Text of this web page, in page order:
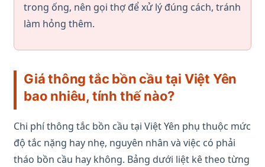
trong ống, nên gọi thợ để xử lý đúng cách, tránh
làm hỏng thêm.
Giá thông tắc bồn cầu tại Việt Yên
bao nhiêu, tính thế nào?
Chi phí thông tắc bồn cầu tại Việt Yên phụ thuộc mức
độ tắc nặng hay nhẹ, nguyên nhân và việc có phải
tháo bồn cầu hay không. Bảng dưới liệt kê theo từng